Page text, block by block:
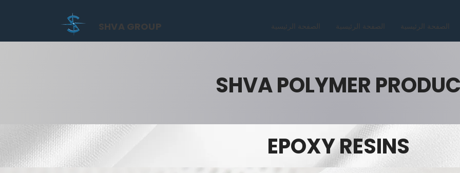
الصفحة الرئيسية الصفحة الرئيسية الصفحة الرئيسية SHVA GROUP
SHVA POLYMER
EPOXY RESINS